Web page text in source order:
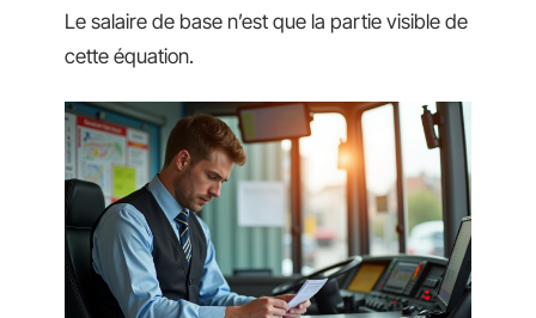
Le salaire de base n’est que la partie visible de
cette équation.